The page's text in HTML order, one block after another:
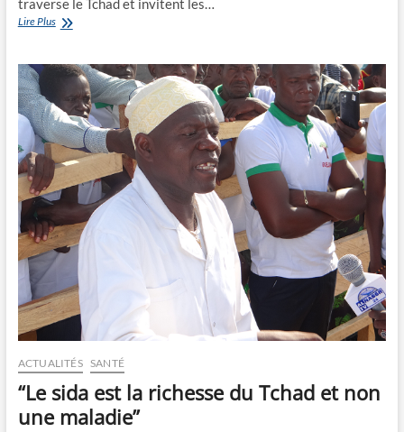
traverse le Tchad et invitent les…
Lire PlusLes
les
Tchadiennes
ACTUALITÉS SANTÉ
“Le sida est la richesse du Tchad et non
une maladie”